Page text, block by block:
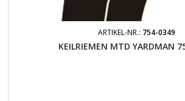
ARTIKEL-NR.: 754-0349
KEILRIEMEN MTD YARDMAN